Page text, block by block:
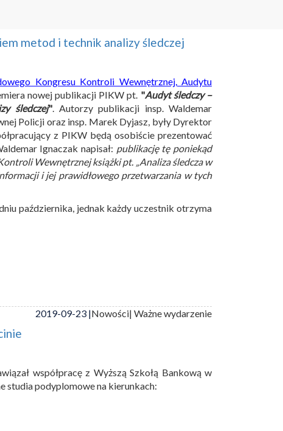
metod i technik analizy śledczej
Kongresu Kontroli Wewnętrznej, Audytu
nowej publikacji PIKW pt. "Audyt śledczy –
śledczej". Autorzy publikacji insp. Waldemar
Policji oraz insp. Marek Dyjasz, były Dyrektor
z PIKW będą osobiście prezentować
Ignaczak napisał: publikację tę poniekąd
Wewnętrznej książki pt. „Analiza śledcza w
i jej prawidłowego przetwarzania w tych
października, jednak każdy uczestnik otrzyma
2019-09-23 |Nowości| Ważne wydarzenie
współpracę z Wyższą Szkołą Bankową w
studia podyplomowe na kierunkach: